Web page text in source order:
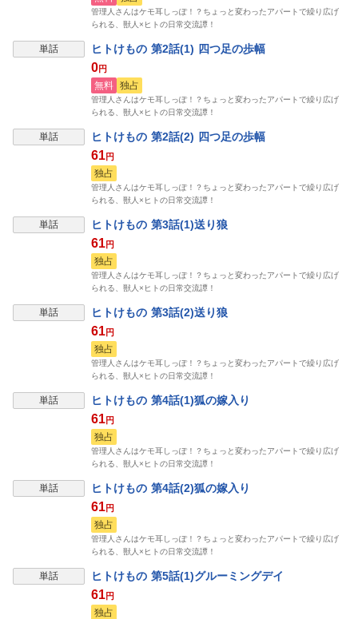
管理人さんはケモ耳しっぽ！？ちょっと変わったアパートで繰り広げ
られる、獣人×ヒトの日常交流譚！
単話 ヒトけもの 第2話(1) 四つ足の歩幅
0円
無料 独占
管理人さんはケモ耳しっぽ！？ちょっと変わったアパートで繰り広げ
られる、獣人×ヒトの日常交流譚！
単話 ヒトけもの 第2話(2) 四つ足の歩幅
61円
独占
管理人さんはケモ耳しっぽ！？ちょっと変わったアパートで繰り広げ
られる、獣人×ヒトの日常交流譚！
単話 ヒトけもの 第3話(1)送り狼
61円
独占
管理人さんはケモ耳しっぽ！？ちょっと変わったアパートで繰り広げ
られる、獣人×ヒトの日常交流譚！
単話 ヒトけもの 第3話(2)送り狼
61円
独占
管理人さんはケモ耳しっぽ！？ちょっと変わったアパートで繰り広げ
られる、獣人×ヒトの日常交流譚！
単話 ヒトけもの 第4話(1)狐の嫁入り
61円
独占
管理人さんはケモ耳しっぽ！？ちょっと変わったアパートで繰り広げ
られる、獣人×ヒトの日常交流譚！
単話 ヒトけもの 第4話(2)狐の嫁入り
61円
独占
管理人さんはケモ耳しっぽ！？ちょっと変わったアパートで繰り広げ
られる、獣人×ヒトの日常交流譚！
単話 ヒトけもの 第5話(1)グルーミングデイ
61円
独占